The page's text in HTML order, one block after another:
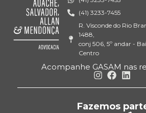
(41) 3233-7455
R. Visconde do Rio
1488,
conj 506, 5º andar -
Centro
Acompanhe GASAM nas
Fazemos